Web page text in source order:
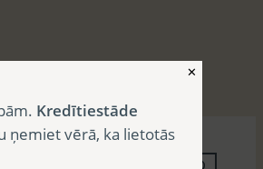
✕
Kredītiestāde
ņemiet vērā, ka lietotās